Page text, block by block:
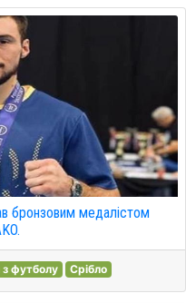
бронзовим медалістом
з футболу Срібло